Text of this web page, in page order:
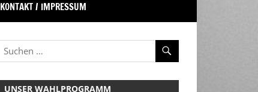
KONTAKT / IMPRESSUM
UNSER WAHLPROGRAMM